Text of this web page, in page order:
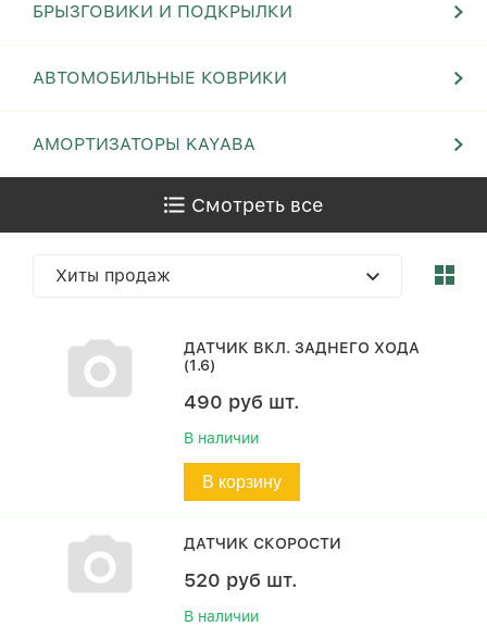
БРЫЗГОВИКИ И ПОДКРЫЛКИ
АВТОМОБИЛЬНЫЕ КОВРИКИ
АМОРТИЗАТОРЫ KAYABA
Смотреть все
Хиты продаж
ДАТЧИК ВКЛ. ЗАДНЕГО ХОДА
(1.6)
490 руб шт.
В наличии
В корзину
ДАТЧИК СКОРОСТИ
520 руб шт.
В наличии